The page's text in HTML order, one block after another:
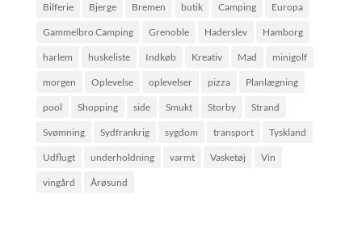
Bilferie Bjerge Bremen butik Camping Europa
Gammelbro Camping Grenoble Haderslev Hamborg
harlem huskeliste Indkøb Kreativ Mad minigolf
morgen Oplevelse oplevelser pizza Planlægning
pool Shopping side Smukt Storby Strand
Svømning Sydfrankrig sygdom transport Tyskland
Udflugt underholdning varmt Vasketøj Vin
vingård Årøsund